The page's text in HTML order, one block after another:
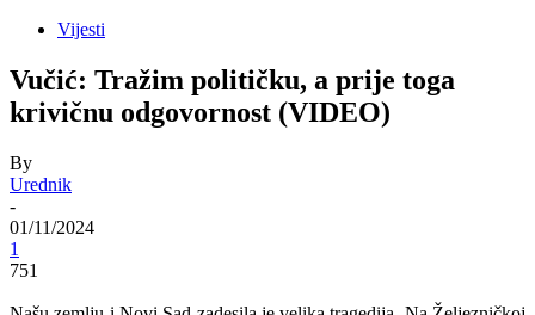
Vijesti
Vučić: Tražim političku, a prije toga
krivičnu odgovornost (VIDEO)
By
Urednik
-
01/11/2024
1
751